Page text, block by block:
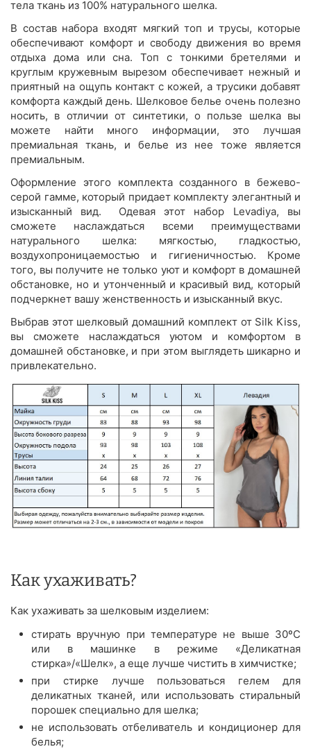
тела ткань из 100% натурального шелка.
В состав набора входят мягкий топ и трусы, которые
обеспечивают комфорт и свободу движения во время
отдыха дома или сна. Топ с тонкими бретелями и
круглым кружевным вырезом обеспечивает нежный и
приятный на ощупь контакт с кожей, а трусики добавят
комфорта каждый день. Шелковое белье очень полезно
носить, в отличии от синтетики, о пользе шелка вы
можете найти много информации, это лучшая
премиальная ткань, и белье из нее тоже является
премиальным.
Оформление этого комплекта созданного в бежево-
серой гамме, который придает комплекту элегантный и
изысканный вид. Одевая этот набор Levadiya, вы
сможете наслаждаться всеми преимуществами
натурального шелка: мягкостью, гладкостью,
воздухопроницаемостью и гигиеничностью. Кроме
того, вы получите не только уют и комфорт в домашней
обстановке, но и утонченный и красивый вид, который
подчеркнет вашу женственность и изысканный вкус.
Выбрав этот шелковый домашний комплект от Silk Kiss,
вы сможете наслаждаться уютом и комфортом в
домашней обстановке, и при этом выглядеть шикарно и
привлекательно.
Как ухаживать?
Как ухаживать за шелковым изделием:
стирать вручную при температуре не выше 30ºС
или в машинке в режиме «Деликатная
стирка»/«Шелк», а еще лучше чистить в химчистке;
при стирке лучше пользоваться гелем для
деликатных тканей, или использовать стиральный
порошек специально для шелка;
не использовать отбеливатель и кондиционер для
белья;